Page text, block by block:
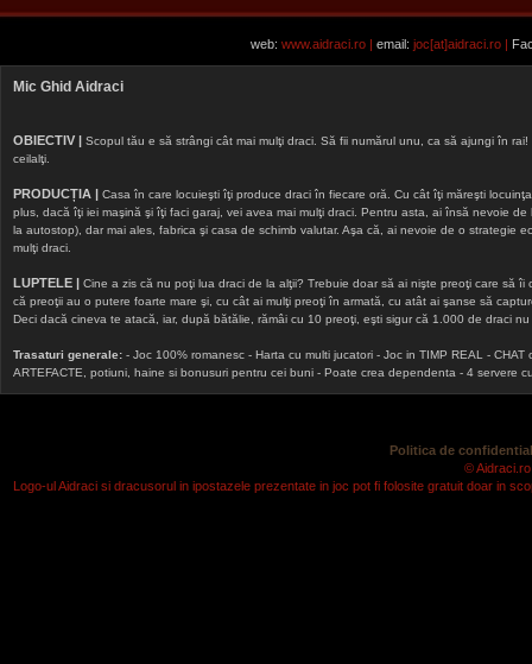
web: www.aidraci.ro | email: joc[at]aidraci.ro |
Mic Ghid Aidraci
OBIECTIV | Scopul tău e să strângi cât mai mulţi draci. Să fii numărul unu, ca să ajungi în
ceilalţi.
PRODUCȚIA | Casa în care locuieşti îţi produce draci în fiecare oră. Cu cât îţi măreşti
plus, dacă îţi iei maşină şi îţi faci garaj, vei avea mai mulţi draci. Pentru asta, ai însă nevoie
la autostop), dar mai ales, fabrica şi casa de schimb valutar. Aşa că, ai nevoie de o strategie
mulţi draci.
LUPTELE | Cine a zis că nu poţi lua draci de la alţii? Trebuie doar să ai nişte preoţi care să
că preoţii au o putere foarte mare şi, cu cât ai mulţi preoţi în armată, cu atât ai şanse să
Deci dacă cineva te atacă, iar, după bătălie, rămâi cu 10 preoţi, eşti sigur că 1.000 de draci
Trasaturi generale: - Joc 100% romanesc - Harta cu multi jucatori - Joc in TIMP REAL -
ARTEFACTE, potiuni, haine si bonusuri pentru cei buni - Poate crea dependenta - 4 servere
Politica de
©
Logo-ul Aidraci si dracusorul in ipostazele prezentate in joc pot fi folosite gratuit doar in